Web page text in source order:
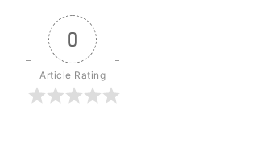
0
Article Rating